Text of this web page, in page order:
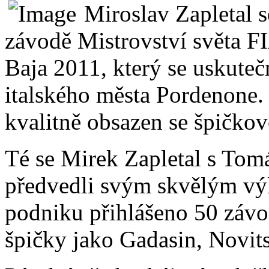
Miroslav Zapletal
závodě Mistrovství světa
Baja 2011, který se
italského města
kvalitně obsazen se
Té se Mirek Zapletal s
předvedli svým skvělým
podniku přihlášeno 50
špičky jako Gadasin,